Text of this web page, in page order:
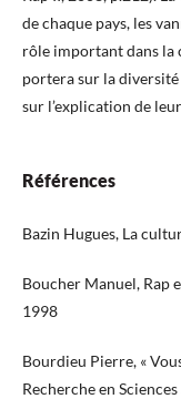
de chaque pays, les
rôle important dans
portera sur la
sur l’explication de
Références
Bazin Hugues, La
Boucher Manuel, Rap
1998
Bourdieu Pierre, «
Recherche en